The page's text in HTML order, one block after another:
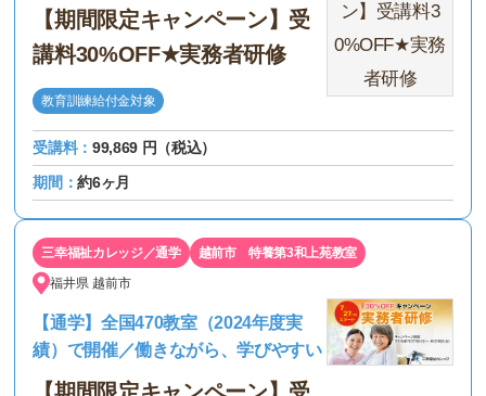
【期間限定キャンペーン】受
講料30%OFF★実務者研修
教育訓練給付金対象
受講料：99,869 円（税込）
期間：約6ヶ月
三幸福祉カレッジ／通学
越前市 特養第3和上苑教室
福井県 越前市
【通学】全国470教室（2024年度実
績）で開催／働きながら、学びやすい